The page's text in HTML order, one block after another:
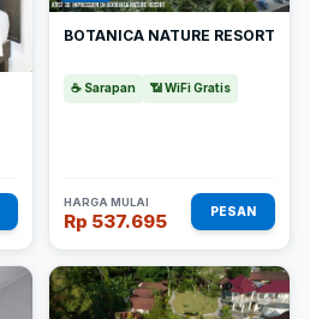
BOTANICA NATURE RESORT
☕ Sarapan 📶 WiFi Gratis
HARGA MULAI
Rp 537.695 PESAN